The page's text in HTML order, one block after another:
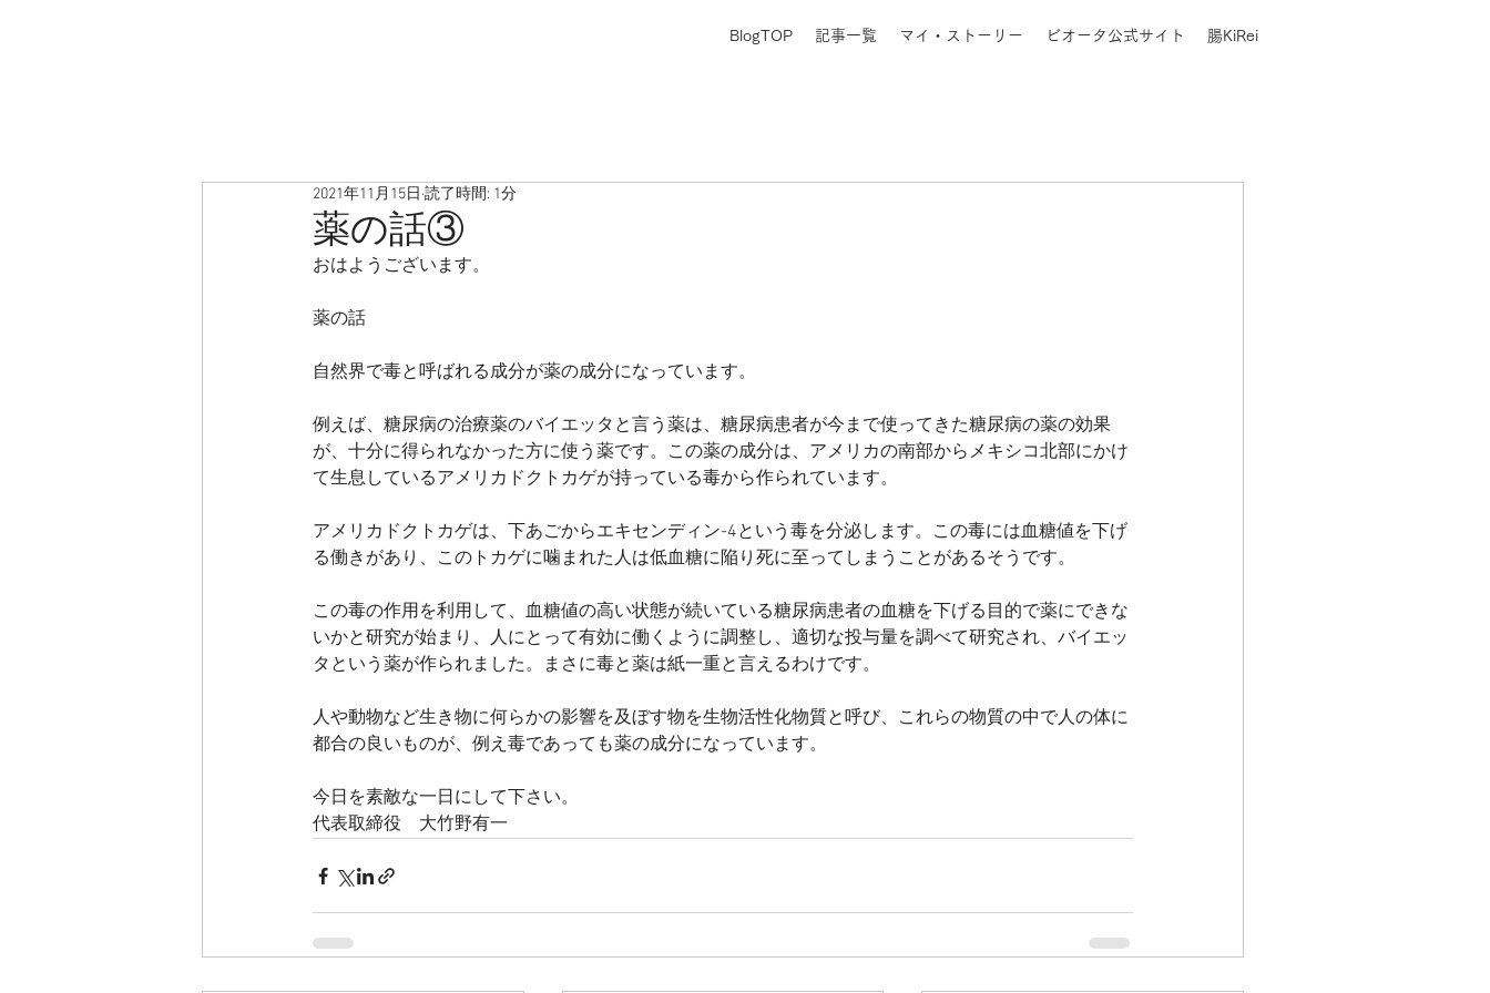
BlogTOP 記事一覧 マイ・ストーリー ビオータ公式サイト 腸KiRei
薬の話③
2021年11月15日 読了時間: 1分
おはようございます。
薬の話
自然界で毒と呼ばれる成分が薬の成分になっています。
例えば、糖尿病の治療薬のバイエッタと言う薬は、糖尿病患者が今まで使ってきた糖尿病の薬の効果
が、十分に得られなかった方に使う薬です。この薬の成分は、アメリカの南部からメキシコ北部にかけ
て生息しているアメリカドクトカゲが持っている毒から作られています。
アメリカドクトカゲは、下あごからエキセンディン-4という毒を分泌します。この毒には血糖値を下げ
る働きがあり、このトカゲに噛まれた人は低血糖に陥り死に至ってしまうことがあるそうです。
この毒の作用を利用して、血糖値の高い状態が続いている糖尿病患者の血糖を下げる目的で薬にできな
いかと研究が始まり、人にとって有効に働くように調整し、適切な投与量を調べて研究され、バイエッ
タという薬が作られました。まさに毒と薬は紙一重と言えるわけです。
人や動物など生き物に何らかの影響を及ぼす物を生物活性化物質と呼び、これらの物質の中で人の体に
都合の良いものが、例え毒であっても薬の成分になっています。
今日を素敵な一日にして下さい。
代表取締役　大竹野有一